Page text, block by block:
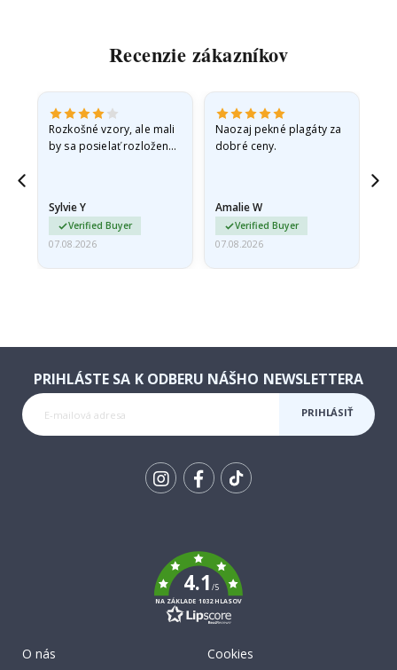
Recenzie zákazníkov
Rozkošné vzory, ale mali
by sa posielať rozložené
Sylvie Y
Verified Buyer
07.08.2026
Naozaj pekné plagáty za
dobré ceny.
Amalie W
Verified Buyer
07.08.2026
PRIHLÁSTE SA K ODBERU NÁŠHO NEWSLETTERA
PRIHLÁSIŤ
4.1/5
NA ZÁKLADE 1032 HLASOV
O nás
Cookies